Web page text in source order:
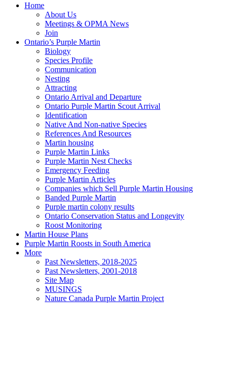
Home
About Us
Meetings & OPMA News
Join
Ontario’s Purple Martin
Biology
Species Profile
Communication
Nesting
Attracting
Ontario Arrival and Departure
Ontario Purple Martin Scout Arrival
Identification
Native And Non-native Species
References And Resources
Martin housing
Purple Martin Links
Purple Martin Nest Checks
Emergency Feeding
Purple Martin Articles
Companies which Sell Purple Martin Housing
Banded Purple Martin
Purple martin colony results
Ontario Conservation Status and Longevity
Roost Monitoring
Martin House Plans
Purple Martin Roosts in South America
More
Past Newsletters, 2018-2025
Past Newsletters, 2001-2018
Site Map
MUSINGS
Nature Canada Purple Martin Project